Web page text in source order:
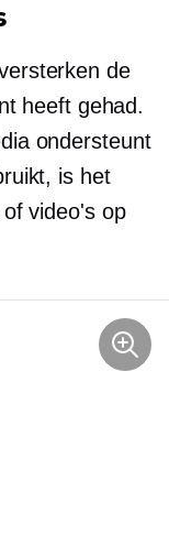
de
heeft gehad.
ondersteunt
is het
video's op